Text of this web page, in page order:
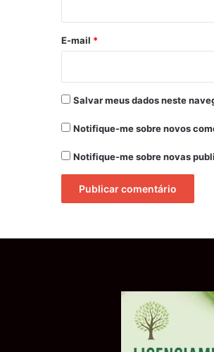
*
E-mail *
Salvar meus dados neste
Notifique-me sobre novos
Notifique-me sobre novas